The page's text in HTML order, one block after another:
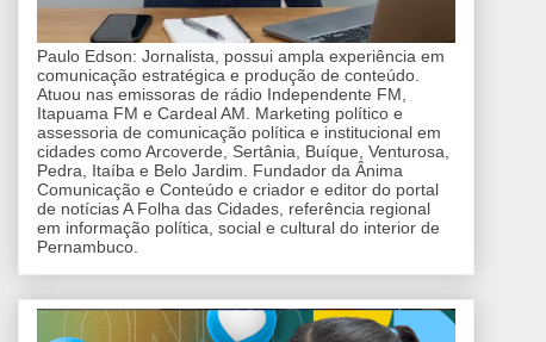
Paulo Edson: Jornalista, possui ampla experiência em
comunicação estratégica e produção de conteúdo.
Atuou nas emissoras de rádio Independente FM,
Itapuama FM e Cardeal AM. Marketing político e
assessoria de comunicação política e institucional em
cidades como Arcoverde, Sertânia, Buíque, Venturosa,
Pedra, Itaíba e Belo Jardim. Fundador da Ânima
Comunicação e Conteúdo e criador e editor do portal
de notícias A Folha das Cidades, referência regional
em informação política, social e cultural do interior de
Pernambuco.